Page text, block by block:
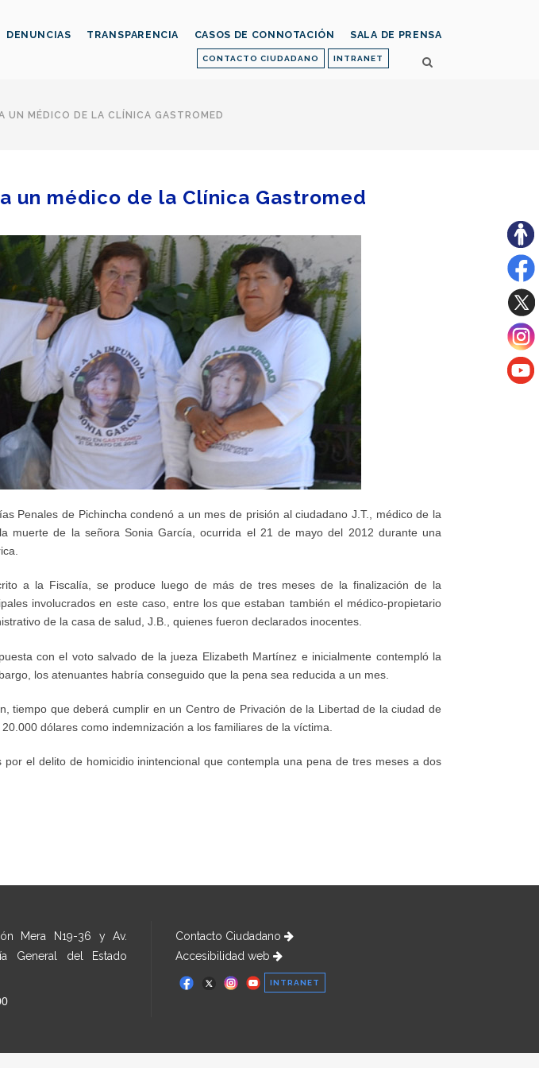
CONTACTO CIUDADANO INTRANET
DENUNCIAS TRANSPARENCIA CASOS DE CONNOTACIÓN SALA DE PRENSA
UN MÉDICO DE LA CLÍNICA GASTROMED
un médico de la Clínica Gastromed
Penales de Pichincha condenó a un mes de prisión al ciudadano J.T., médico de la
muerte de la señora Sonia García, ocurrida el 21 de mayo del 2012 durante una
a la Fiscalía, se produce luego de más de tres meses de la finalización de la
involucrados en este caso, entre los que estaban también el médico-propietario
de la casa de salud, J.B., quienes fueron declarados inocentes.
con el voto salvado de la jueza Elizabeth Martínez e inicialmente contempló la
los atenuantes habría conseguido que la pena sea reducida a un mes.
tiempo que deberá cumplir en un Centro de Privación de la Libertad de la ciudad de
dólares como indemnización a los familiares de la víctima.
el delito de homicidio inintencional que contempla una pena de tres meses a dos
Mera N19-36 y Av.
General del Estado
Contacto Ciudadano
Accesibilidad web
INTRANET